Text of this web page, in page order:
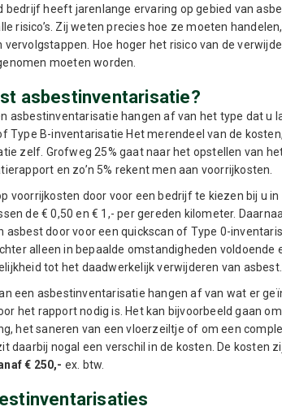
bedrijf heeft jarenlange ervaring op gebied van
risico’s. Zij weten precies hoe ze moeten
vervolgstappen. Hoe hoger het risico van de
moeten worden.
asbestinventarisatie?
asbestinventarisatie hangen af van het type dat u
Type B-inventarisatie Het merendeel van de
zelf. Grofweg 25% gaat naar het opstellen van
en zo’n 5% rekent men aan voorrijkosten.
voorrijkosten door voor een bedrijf te kiezen bij u
de € 0,50 en € 1,- per gereden kilometer.
asbest door voor een quickscan of Type 0-
alleen in bepaalde omstandigheden voldoende
tot het daadwerkelijk verwijderen van asbest.
een asbestinventarisatie hangen af van wat er
het rapport nodig is. Het kan bijvoorbeeld gaan
het saneren van een vloerzeiltje of om een
daarbij nogal een verschil in de kosten. De kosten
€ 250,- ex. btw.